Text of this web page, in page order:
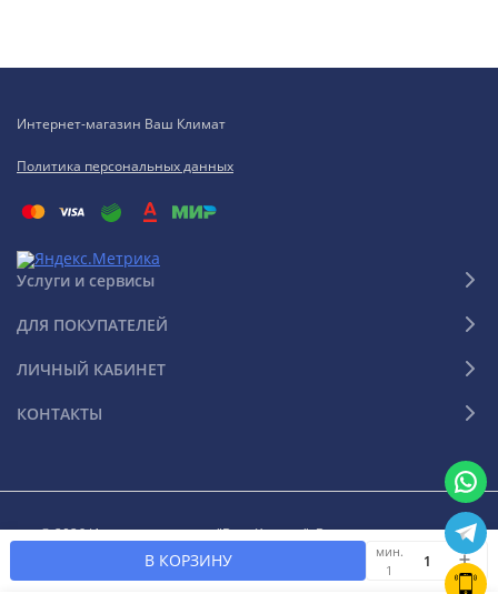
В КОРЗИНУ
мин.
1
Интернет-магазин Ваш Климат
Политика персональных данных
Услуги и сервисы
ДЛЯ ПОКУПАТЕЛЕЙ
ЛИЧНЫЙ КАБИНЕТ
КОНТАКТЫ
© 2026 Интернет-магазин "Ваш Климат". Все права защищены